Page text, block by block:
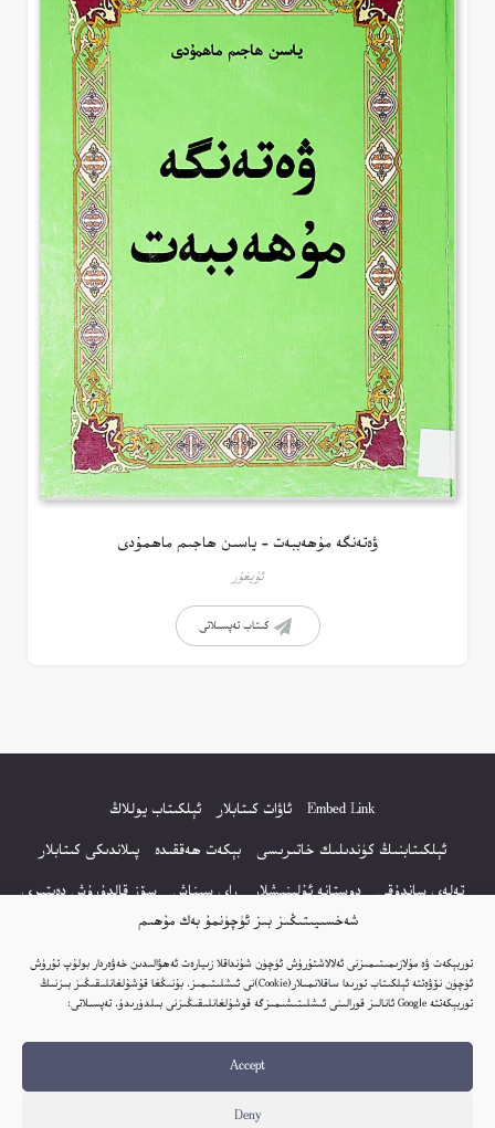
شەخسىيىتىڭىز بىز ئۈچۈنمۇ بەك مۇھىم
توربېكەت ۋە مۇلازىمىتىمىزنى ئەلالاشتۇرۇش ئۈچۈن شۇنداقلا زىيارەت ئەھۋالىدىن خەۋەردار بولۇپ تۇرۇش
ئۈچۈن نۆۋەتتە ئېلكىتاب تورىدا ساقلانمىلار(Cookie)نى ئىشلىتىمىز. بۇنىڭغا قۇشۇلغانلىقىڭىز بىزنىڭ
توربېكەتتە Google ئانالىز قورالىنى ئىشلىتىشىمىزگە قوشۇلغانلىقىڭىزنى بىلدۈرىدۇ. تەپسىلاتى:
Accept
Deny
ۋەتەنگە مۇھەببەت – ياسىن ھاجىم ماھمۇدى
ئۇيغۇر
كىتاب تەپسىلاتى
Embed Link ئاۋات كىتابلار
ئېلكىتاب يوللاڭ
ئېلكىتابنىڭ كۈندىلىك خاتىرىسى
بېكەت ھەققىدە
پىلاندىكى كىتابلار
تەلەي ساندۇقى
دوستانە ئۇلىنىشلار راي سىناش
سۆز قالدۇرۇش دەپتىرى
كۆپ سورالغان سۇئاللار
كىتاب تىزىملىكى
مەخپىيەتلىك باياناتى
نەشىر ھوقۇقى باياناتى
© 2017-2026 تور بېكەتنىڭ بارلىق ھوقۇقى ئېلكىتاب تورى غا مەنسۇپ.